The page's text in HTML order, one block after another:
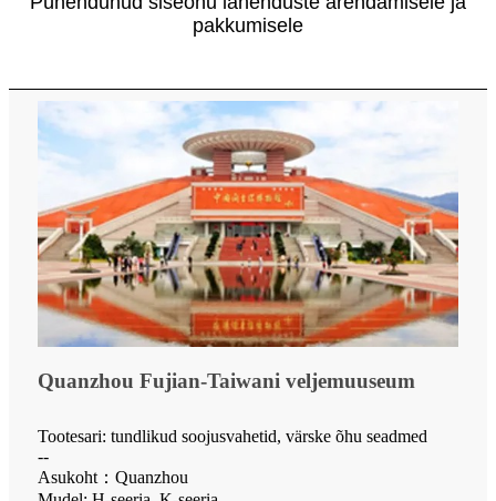
pakkumisele
Quanzhou Fujian-Taiwani veljemuuseum
Tootesari: tundlikud soojusvahetid, värske õhu seadmed
--
Asukoht：Quanzhou